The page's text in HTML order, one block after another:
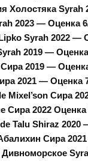
ХолостякаSyrah
2023 — Оценка
Syrah 2022 —
2019 — Оценка
2019 —
2021 — Оценка
Mixel’son Сира
Сира 2022 Оценка
Talu Shiraz 2020
Сира
Дивноморское